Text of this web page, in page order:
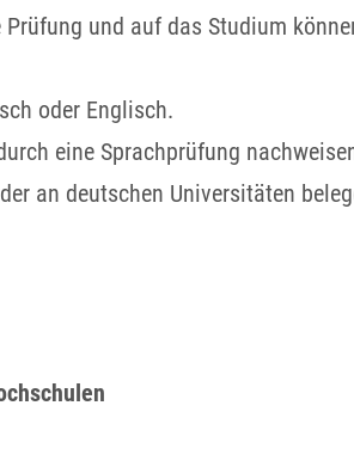
und auf das Studium
oder Englisch.
eine Sprachprüfung
an deutschen Universitäten